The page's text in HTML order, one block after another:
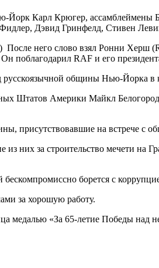
Йорк Карл Крюгер,
Дэвид Гринфелд, Стивен
него слово взял Ронни Херш
поблагодарил RAF и его
общины Нью-Йорка в
Штатов Америки Майкл
присутствовавшие на встрече с
них за строительство мечети на
борется с
за хорошую работу.
медалью «За 65-летие Победы